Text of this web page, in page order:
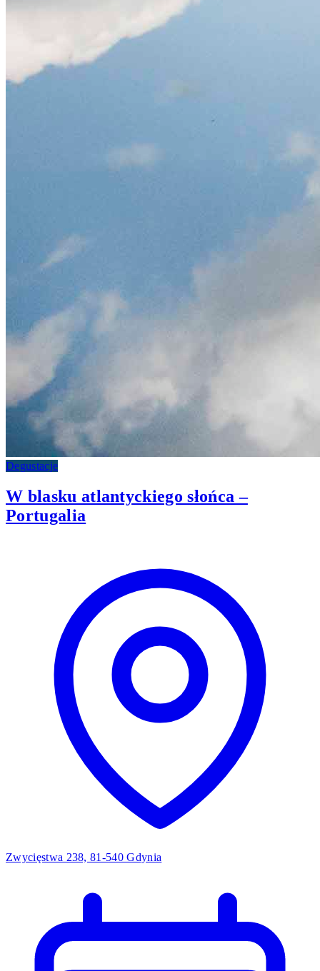
Degustacje
W blasku atlantyckiego słońca –
Portugalia
Zwycięstwa 238, 81-540 Gdynia